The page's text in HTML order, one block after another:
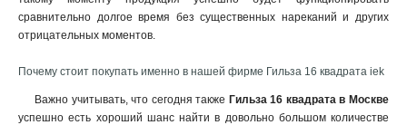
сравнительно долгое время без существенных нареканий и других
отрицательных моментов.
Почему стоит покупать именно в нашей фирме Гильза 16 квадрата iek
Важно учитывать, что сегодня также Гильза 16 квадрата в Москве
успешно есть хороший шанс найти в довольно большом количестве